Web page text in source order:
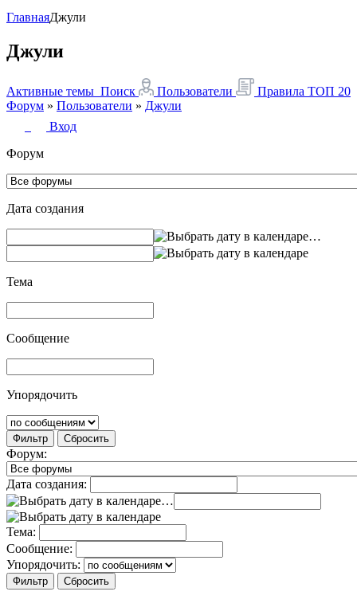
ГлавнаяДжули
Джули
Активные темы Поиск Пользователи Правила ТОП 20
Форум » Пользователи » Джули
Вход
Форум
Дата создания
…
Тема
Сообщение
Упорядочить
Фильтр Сбросить
Форум:
Дата создания:
…
Тема:
Сообщение:
Упорядочить: